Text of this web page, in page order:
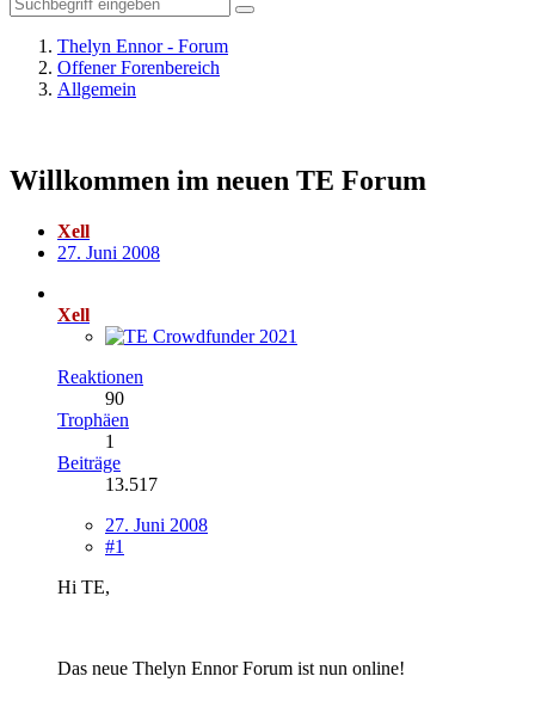
Thelyn Ennor - Forum
Offener Forenbereich
Allgemein
Willkommen im neuen TE Forum
Xell
27. Juni 2008
Xell
Reaktionen
90
Trophäen
1
Beiträge
13.517
27. Juni 2008
#1
Hi TE,
Das neue Thelyn Ennor Forum ist nun online!